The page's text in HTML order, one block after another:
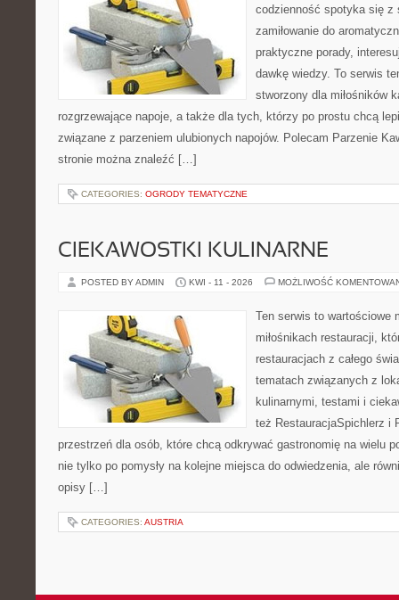
codzienność spotyka się z
zamiłowanie do
praktyczne porady,
dawkę wiedzy. To serwis
stworzony dla miłośników
rozgrzewające napoje, a także dla tych, którzy po prostu chcą
związane z parzeniem ulubionych napojów. Polecam Parzenie
stronie można znaleźć […]
CATEGORIES: OGRODY TEMATYCZNE
CIEKAWOSTKI KULINARNE
POSTED BY ADMIN KWI - 11 - 2026 MOŻLIWOŚĆ
Ten serwis to wartościowe
miłośnikach restauracji,
restauracjach z całego
tematach związanych z
kulinarnymi, testami i
też RestauracjaSpichlerz i
przestrzeń dla osób, które chcą odkrywać gastronomię na wielu
nie tylko po pomysły na kolejne miejsca do odwiedzenia, ale
opisy […]
CATEGORIES: AUSTRIA